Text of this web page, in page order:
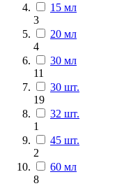
15 мл
3
20 мл
4
30 мл
11
30 шт.
19
32 шт.
1
45 шт.
2
60 мл
8